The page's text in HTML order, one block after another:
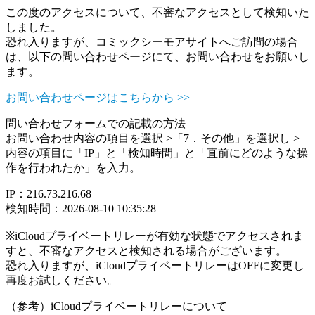
この度のアクセスについて、不審なアクセスとして検知いた
しました。
恐れ入りますが、コミックシーモアサイトへご訪問の場合
は、以下の問い合わせページにて、お問い合わせをお願いし
ます。
お問い合わせページはこちらから >>
問い合わせフォームでの記載の方法
お問い合わせ内容の項目を選択 >「7．その他」を選択し >
内容の項目に「IP」と「検知時間」と「直前にどのような操
作を行われたか」を入力。
IP：216.73.216.68
検知時間：2026-08-10 10:35:28
※iCloudプライベートリレーが有効な状態でアクセスされま
すと、不審なアクセスと検知される場合がございます。
恐れ入りますが、iCloudプライベートリレーはOFFに変更し
再度お試しください。
（参考）iCloudプライベートリレーについて